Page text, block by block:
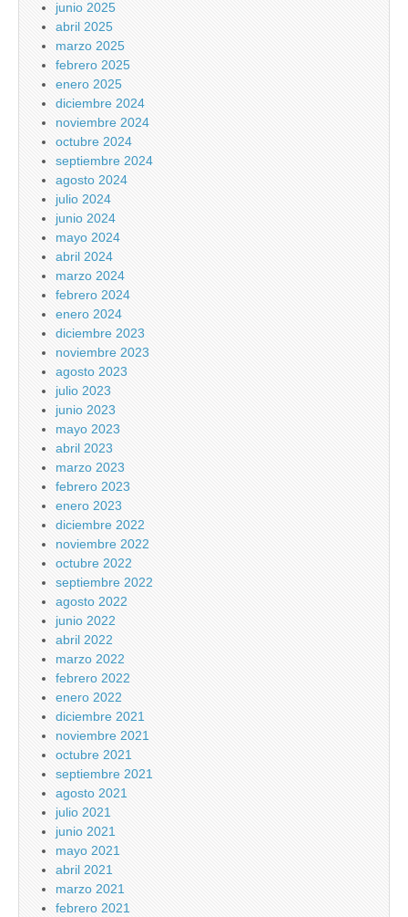
junio 2025
abril 2025
marzo 2025
febrero 2025
enero 2025
diciembre 2024
noviembre 2024
octubre 2024
septiembre 2024
agosto 2024
julio 2024
junio 2024
mayo 2024
abril 2024
marzo 2024
febrero 2024
enero 2024
diciembre 2023
noviembre 2023
agosto 2023
julio 2023
junio 2023
mayo 2023
abril 2023
marzo 2023
febrero 2023
enero 2023
diciembre 2022
noviembre 2022
octubre 2022
septiembre 2022
agosto 2022
junio 2022
abril 2022
marzo 2022
febrero 2022
enero 2022
diciembre 2021
noviembre 2021
octubre 2021
septiembre 2021
agosto 2021
julio 2021
junio 2021
mayo 2021
abril 2021
marzo 2021
febrero 2021